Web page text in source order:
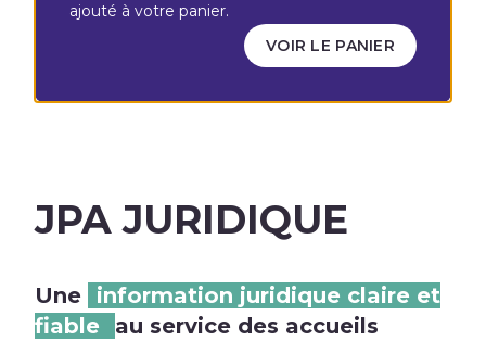
ajouté à votre panier.
VOIR LE PANIER
JPA JURIDIQUE
Une
information juridique claire et
fiable
au service des accueils